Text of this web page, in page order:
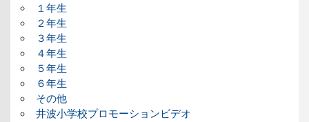
１年生
２年生
３年生
４年生
５年生
６年生
その他
井波小学校プロモーションビデオ